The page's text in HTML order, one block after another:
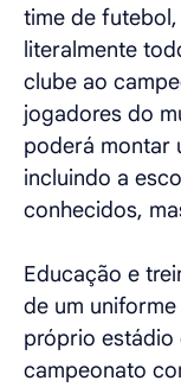
time de
literalmente
clube ao
jogadores do
poderá montar
incluindo a
conhecidos,
Educação e
de um
próprio estádio
campeonato